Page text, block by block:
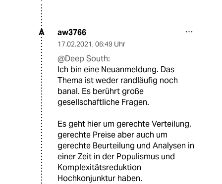
A aw3766
17.02.2021, 06:49 Uhr
@Deep South:
Ich bin eine Neuanmeldung. Das
Thema ist weder randläufig noch
banal. Es berührt große
gesellschaftliche Fragen.
Es geht hier um gerechte Verteilung,
gerechte Preise aber auch um
gerechte Beurteilung und Analysen in
einer Zeit in der Populismus und
Komplexitätsreduktion
Hochkonjunktur haben.